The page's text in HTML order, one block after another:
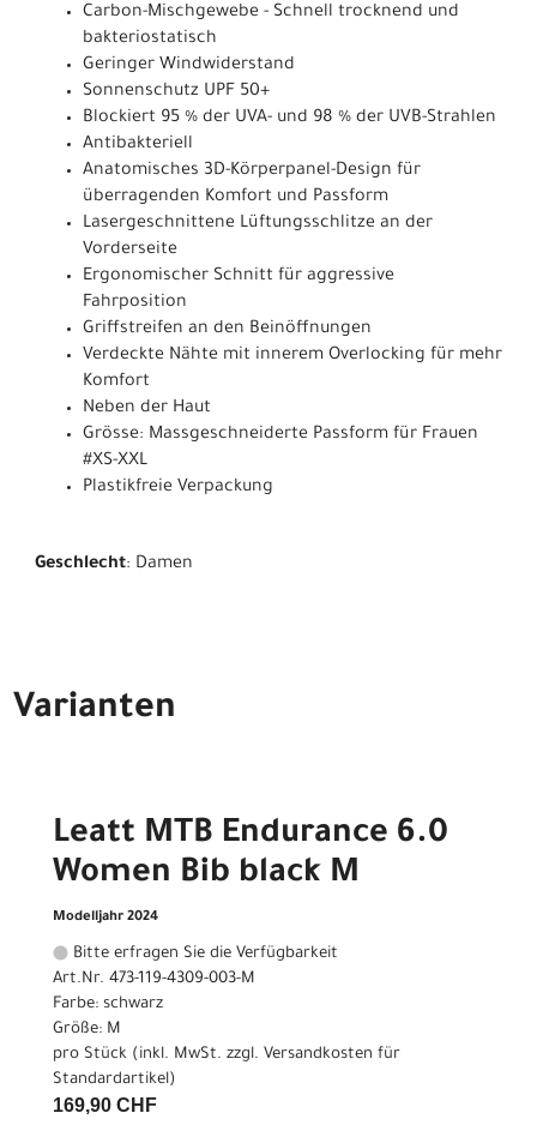
Carbon-Mischgewebe - Schnell trocknend und
bakteriostatisch
Geringer Windwiderstand
Sonnenschutz UPF 50+
Blockiert 95 % der UVA- und 98 % der UVB-Strahlen
Antibakteriell
Anatomisches 3D-Körperpanel-Design für
überragenden Komfort und Passform
Lasergeschnittene Lüftungsschlitze an der
Vorderseite
Ergonomischer Schnitt für aggressive
Fahrposition
Griffstreifen an den Beinöffnungen
Verdeckte Nähte mit innerem Overlocking für mehr
Komfort
Neben der Haut
Grösse: Massgeschneiderte Passform für Frauen
#XS-XXL
Plastikfreie Verpackung
Geschlecht: Damen
Varianten
Leatt MTB Endurance 6.0
Women Bib black M
Modelljahr 2024
Bitte erfragen Sie die Verfügbarkeit
Art.Nr. 473-119-4309-003-M
Farbe: schwarz
Größe: M
pro Stück (inkl. MwSt. zzgl. Versandkosten für
Standardartikel)
169,90 CHF